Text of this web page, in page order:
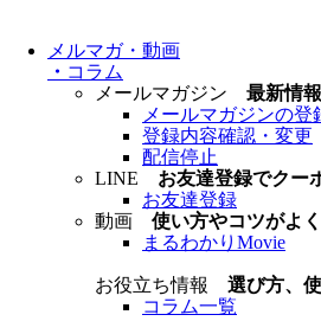
メルマガ・動画
・ コラム
メールマガジン 最新情
メールマガジンの登
登録内容確認・変更
配信停止
LINE お友達登録でクー
お友達登録
動画 使い方やコツがよ
まるわかりMovie
お役立ち情報 選び方、
コラム一覧